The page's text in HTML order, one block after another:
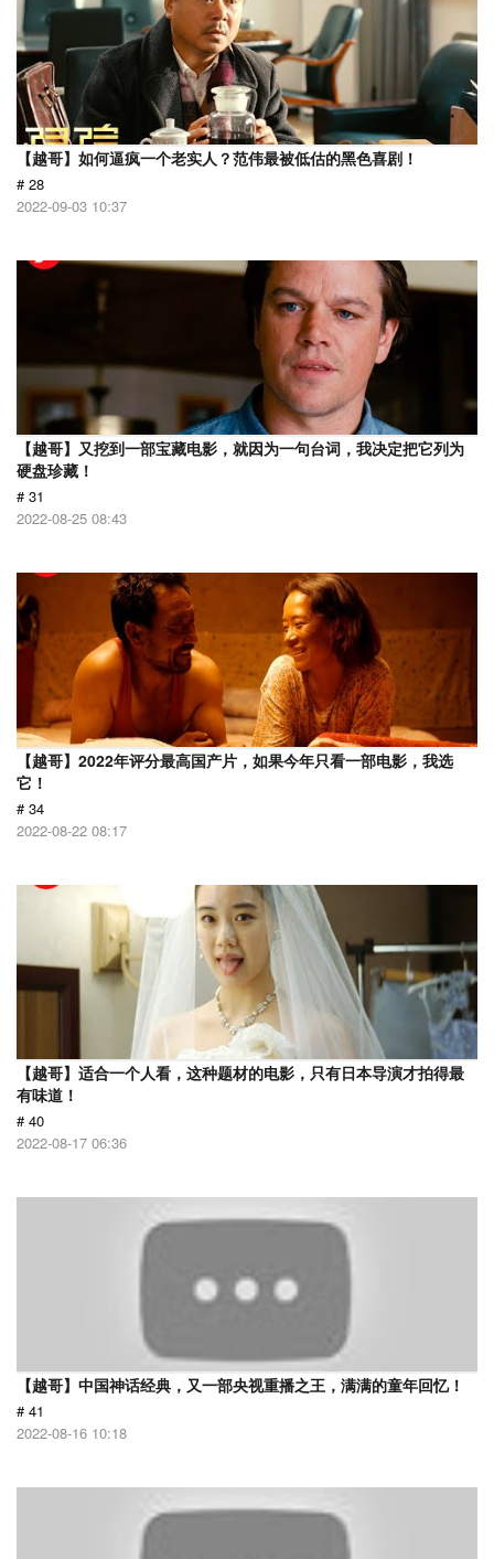
【越哥】如何逼疯一个老实人？范伟最被低估的黑色喜剧！
# 28
2022-09-03 10:37
【越哥】又挖到一部宝藏电影，就因为一句台词，我决定把它列为
硬盘珍藏！
# 31
2022-08-25 08:43
【越哥】2022年评分最高国产片，如果今年只看一部电影，我选
它！
# 34
2022-08-22 08:17
【越哥】适合一个人看，这种题材的电影，只有日本导演才拍得最
有味道！
# 40
2022-08-17 06:36
【越哥】中国神话经典，又一部央视重播之王，满满的童年回忆！
# 41
2022-08-16 10:18